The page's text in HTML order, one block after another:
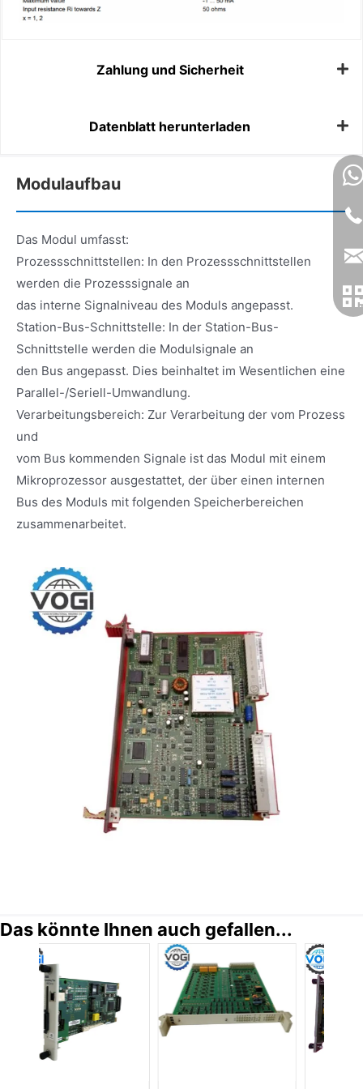
Zahlung und Sicherheit
Datenblatt herunterladen
Modulaufbau
Das Modul umfasst:
Prozessschnittstellen: In den Prozessschnittstellen
werden die Prozesssignale an
das interne Signalniveau des Moduls angepasst.
Station-Bus-Schnittstelle: In der Station-Bus-
Schnittstelle werden die Modulsignale an
den Bus angepasst. Dies beinhaltet im Wesentlichen eine
Parallel-/Seriell-Umwandlung.
Verarbeitungsbereich: Zur Verarbeitung der vom Prozess
und
vom Bus kommenden Signale ist das Modul mit einem
Mikroprozessor ausgestattet, der über einen internen
Bus des Moduls mit folgenden Speicherbereichen
zusammenarbeitet.
Das könnte Ihnen auch gefallen...